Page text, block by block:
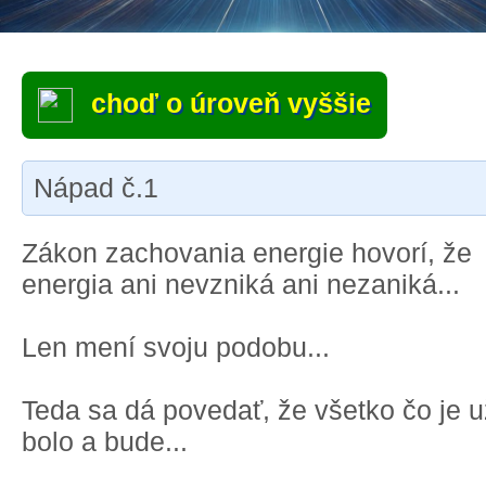
choď o úroveň vyššie
Nápad č.1
Zákon zachovania energie hovorí, že
energia ani nevzniká ani nezaniká...
Len mení svoju podobu...
Teda sa dá povedať, že všetko čo je
bolo a bude...